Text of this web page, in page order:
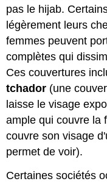
pas le hijab.
légèrement leurs
femmes peuvent
complètes qui
Ces couvertures
tchador (une
laisse le visage
ample qui couvre la
couvre son visage
permet de voir).
Certaines sociétés